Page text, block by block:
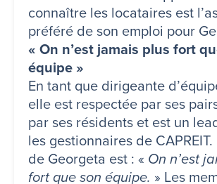
connaître les locataires est
préféré de son emploi pour
« On n’est jamais plus fort
équipe »
En tant que dirigeante
elle est respectée par ses
par ses résidents et est un
les gestionnaires de
de Georgeta est : « On n’est
fort que son équipe. » Les